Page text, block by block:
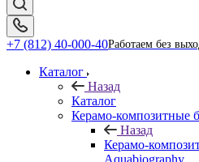
+7 (812) 40-000-40Работаем без
Каталог
Назад
Каталог
Керамо-композитные
Назад
Керамо-
Aquabiography